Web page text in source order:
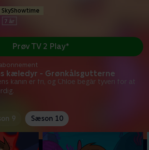
kæledyr - Grønkålsgutterne
kanin er fri, og Chloe begår tyveri for at
Prøv TV 2 Play*
9 Sæson 10